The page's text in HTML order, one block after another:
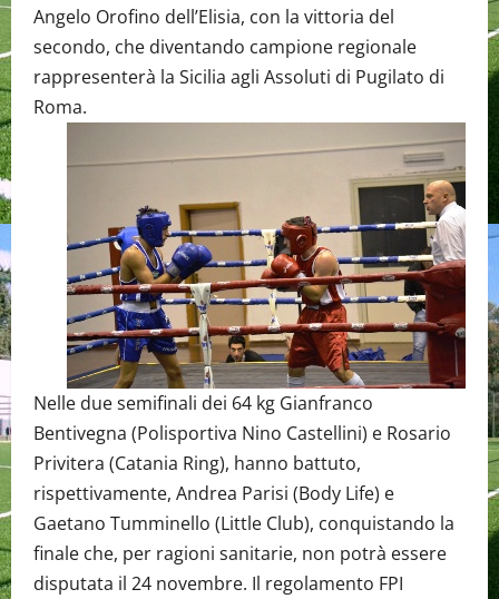
Angelo Orofino dell’Elisia, con la vittoria del
secondo, che diventando campione regionale
rappresenterà la Sicilia agli Assoluti di Pugilato di
Roma.
Nelle due semifinali dei 64 kg Gianfranco
Bentivegna (Polisportiva Nino Castellini) e Rosario
Privitera (Catania Ring), hanno battuto,
rispettivamente, Andrea Parisi (Body Life) e
Gaetano Tumminello (Little Club), conquistando la
finale che, per ragioni sanitarie, non potrà essere
disputata il 24 novembre. Il regolamento FPI